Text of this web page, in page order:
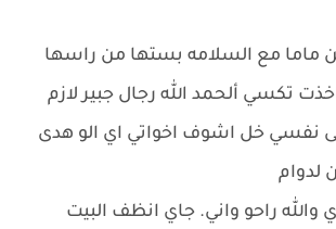
ماما مع السلامه بستها من راسها
تكسي ألحمد الله رجال جبير لازم
نفسي خل اشوف اخواتي اي الو هدى
لدوام
والله راحو واني. جاي انظف البيت